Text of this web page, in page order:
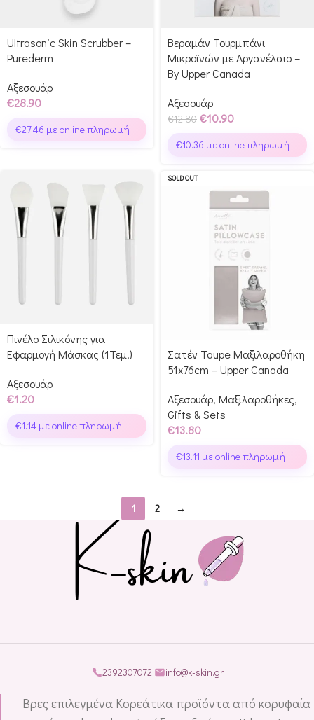
Ultrasonic Skin Scrubber –
Purederm
Αξεσουάρ
€28.90
€27.46 με online πληρωμή
Βεραμάν Τουρμπάνι
Μικροϊνών με Αργανέλαιο –
By Upper Canada
Αξεσουάρ
€12.80 €10.90
€10.36 με online πληρωμή
Πινέλο Σιλικόνης για
Εφαρμογή Μάσκας (1Τεμ.)
Αξεσουάρ
€1.20
€1.14 με online πληρωμή
SOLD OUT
Σατέν Taupe Μαξιλαροθήκη
51x76cm – Upper Canada
Αξεσουάρ, Μαξιλαροθήκες,
Gifts & Sets
€13.80
€13.11 με online πληρωμή
1 2 →
2392307072| info@k-skin.gr
Βρες επιλεγμένα Κορεάτικα προϊόντα από κορυφαία